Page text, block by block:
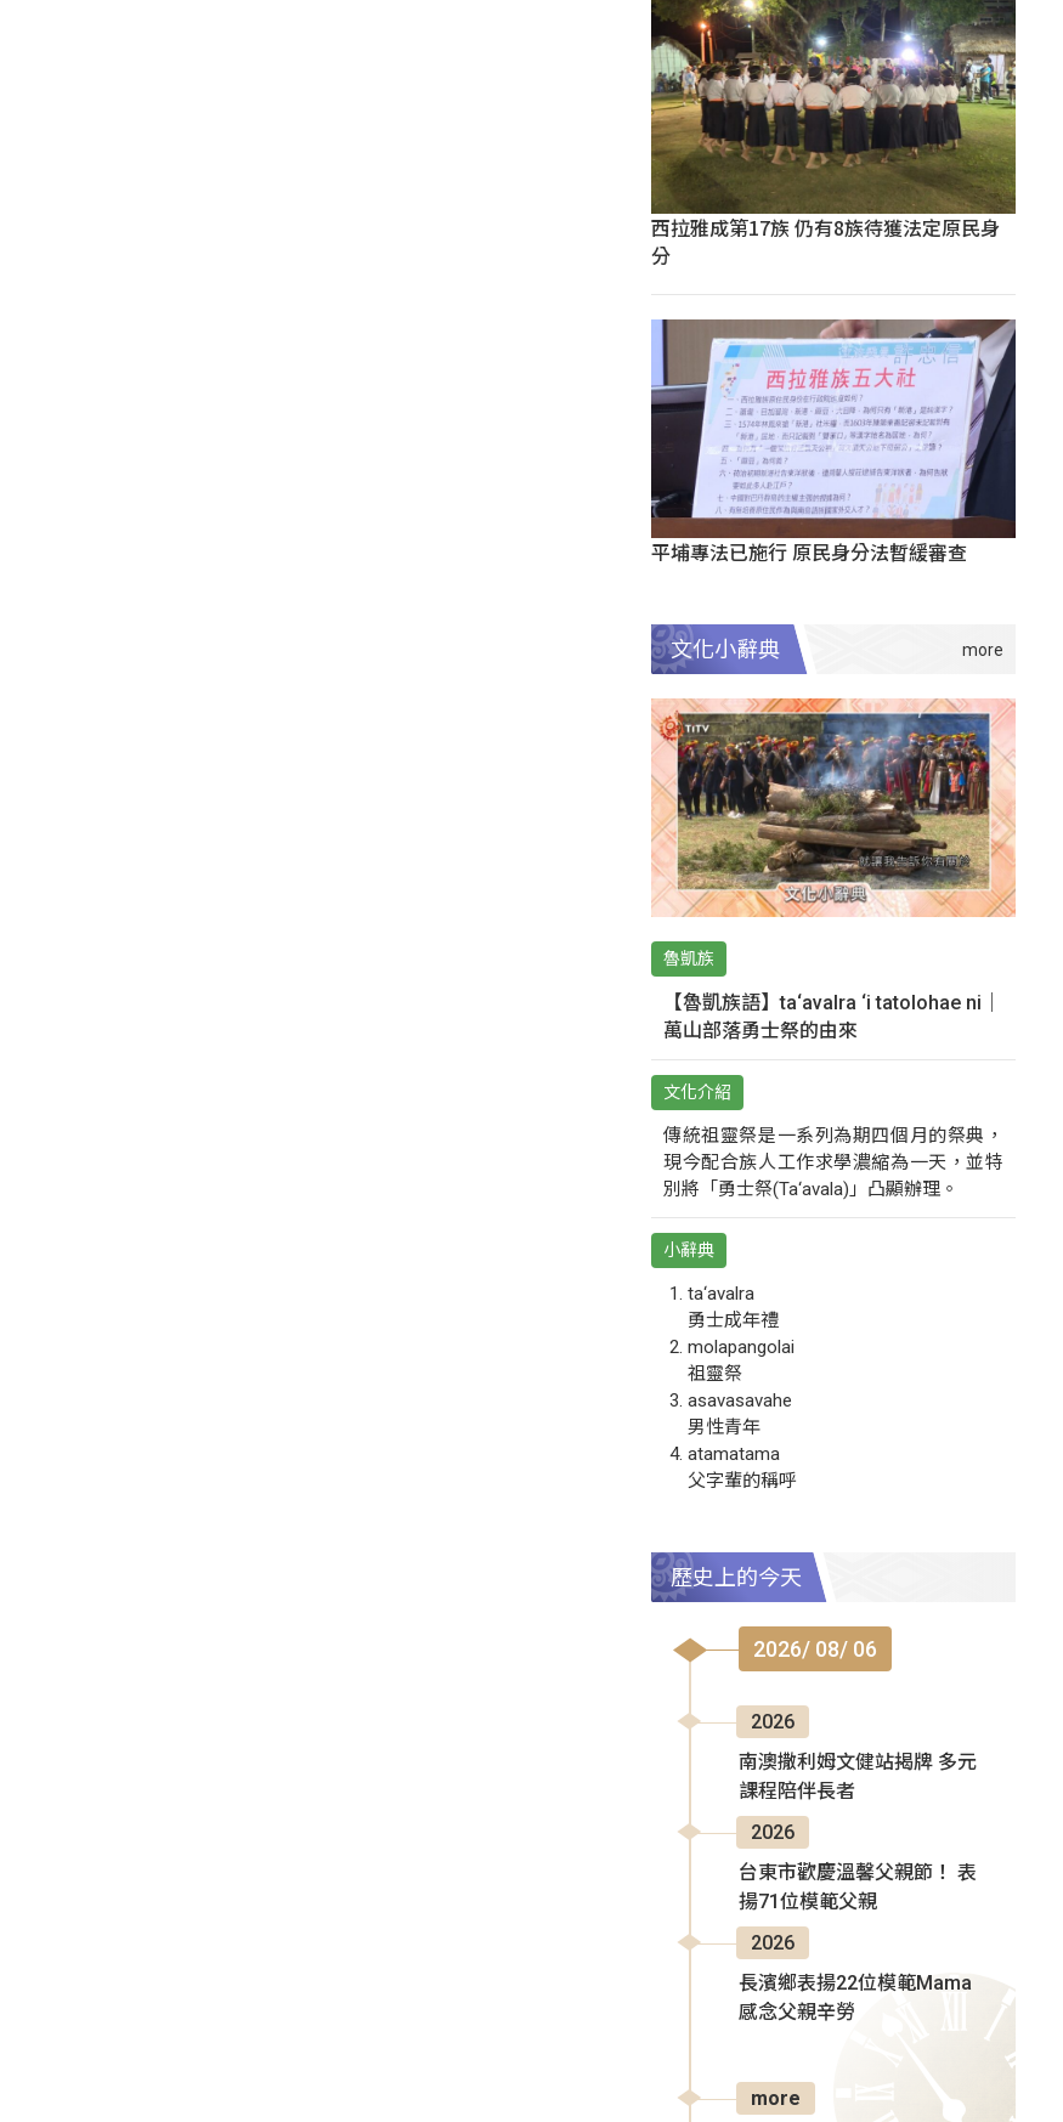
西拉雅成第17族 仍有8族待獲法定原民身
分
平埔專法已施行 原民身分法暫緩審查
文化小辭典
魯凱族
【魯凱族語】ta‘avalra ‘i tatolohae ni｜
萬山部落勇士祭的由來
文化介紹
傳統祖靈祭是一系列為期四個月的祭典，
現今配合族人工作求學濃縮為一天，並特
別將「勇士祭(Ta‘avala)」凸顯辦理。
小辭典
ta‘avalra
勇士成年禮
molapangolai
祖靈祭
asavasavahe
男性青年
atamatama
父字輩的稱呼
歷史上的今天
2026/ 08/ 06
2026
南澳撒利姆文健站揭牌 多元
課程陪伴長者
2026
台東市歡慶溫馨父親節！ 表
揚71位模範父親
2026
長濱鄉表揚22位模範Mama
感念父親辛勞
more